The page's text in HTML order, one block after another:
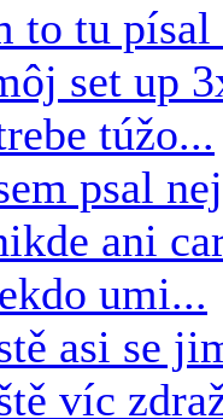
to tu
set up
túžo...
psal
ani
umi...
asi se
víc